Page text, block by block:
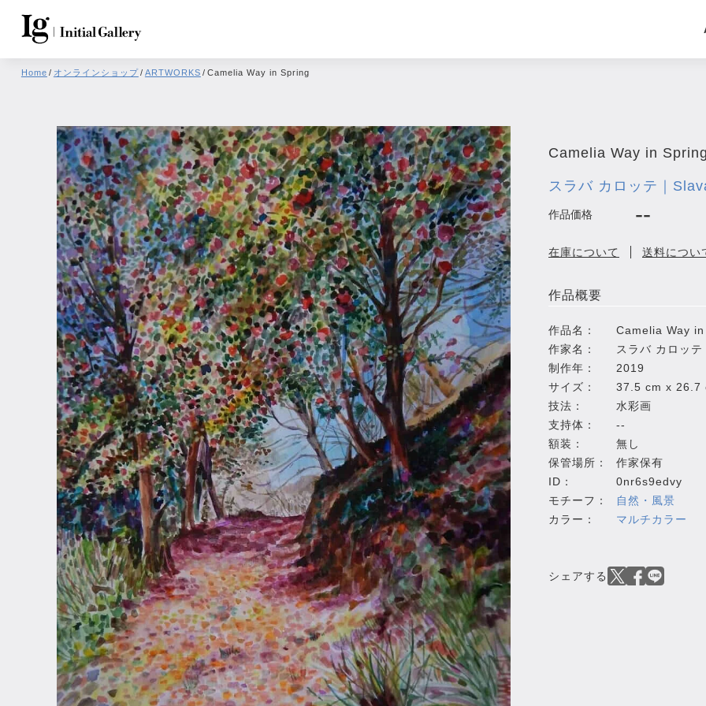
Home / オンラインショップ/ ARTWORKS / Camelia Way in Spring
Camelia Way in
スラバ カロッテ｜
作品価格 --
在庫について 送料につい
作品概要
作品名：
Camelia Way
作家名：
スラバ カロッ
制作年：
2019
サイズ：
37.5 cm x 26.7
技法：
水彩画
支持体：
--
額装：
無し
保管場所：
作家保有
ID：
0nr6s9edvy
モチーフ：
自然・風景
カラー：
マルチカラー